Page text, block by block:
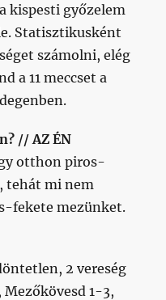
kispesti győzelem
Statisztikusként
számolni, elég
a 11 meccset a
// AZ ÉN
otthon piros-
tehát mi nem
fekete mezünket.
2 vereség
Mezőkövesd 1-3,